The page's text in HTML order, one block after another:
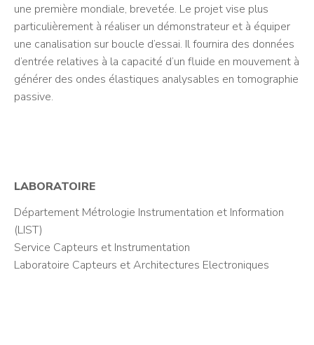
une première mondiale, brevetée. Le projet vise plus
particulièrement à réaliser un démonstrateur et à équiper
une canalisation sur boucle d’essai. Il fournira des données
d’entrée relatives à la capacité d’un fluide en mouvement à
générer des ondes élastiques analysables en tomographie
passive.
LABORATOIRE
Département Métrologie Instrumentation et Information
(LIST)
Service Capteurs et Instrumentation
Laboratoire Capteurs et Architectures Electroniques